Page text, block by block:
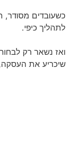
כשעובדים
לתהליך כיפי.
ואז נשאר רק
שיכריע את